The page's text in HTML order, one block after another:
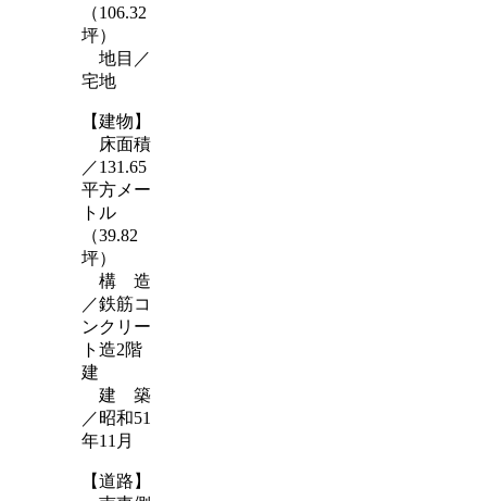
（106.32
坪）
地目／
宅地
【建物】
床面積
／131.65
平方メー
トル
（39.82
坪）
構 造
／鉄筋コ
ンクリー
ト造2階
建
建 築
／昭和51
年11月
【道路】